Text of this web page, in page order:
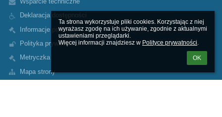
Ta strona wykorzystuje pliki cookies. Korzystając z niej
wyrażasz zgodę na ich używanie, zgodnie z aktualnymi
ustawieniami przeglądarki.
Więcej informacji znajdziesz w Polityce prywatności.
OK
Deklaracja dostępności
Informacje prawne
Polityka prywatności
Metryczka
Mapa strony